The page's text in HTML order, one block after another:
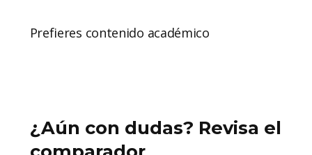
Prefieres contenido académico
¿Aún con dudas? Revisa el